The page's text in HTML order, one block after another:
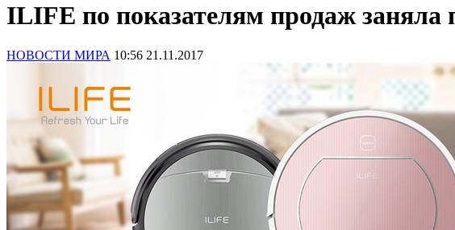
ILIFE по показателям продаж
НОВОСТИ МИРА 10:56 21.11.2017